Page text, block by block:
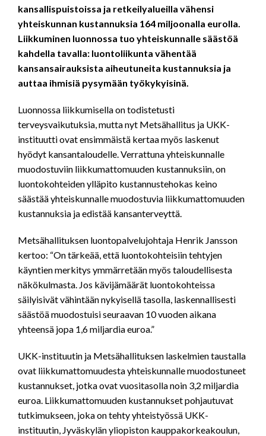
kansallispuistoissa ja retkeilyalueilla vähensi
yhteiskunnan kustannuksia 164 miljoonalla eurolla.
Liikkuminen luonnossa tuo yhteiskunnalle säästöä
kahdella tavalla: luontoliikunta vähentää
kansansairauksista aiheutuneita kustannuksia ja
auttaa ihmisiä pysymään työkykyisinä.
Luonnossa liikkumisella on todistetusti
terveysvaikutuksia, mutta nyt Metsähallitus ja UKK-
instituutti ovat ensimmäistä kertaa myös laskenut
hyödyt kansantaloudelle. Verrattuna yhteiskunnalle
muodostuviin liikkumattomuuden kustannuksiin, on
luontokohteiden ylläpito kustannustehokas keino
säästää yhteiskunnalle muodostuvia liikkumattomuuden
kustannuksia ja edistää kansanterveyttä.
Metsähallituksen luontopalvelujohtaja Henrik Jansson
kertoo: “On tärkeää, että luontokohteisiin tehtyjen
käyntien merkitys ymmärretään myös taloudellisesta
näkökulmasta. Jos kävijämäärät luontokohteissa
säilyisivät vähintään nykyisellä tasolla, laskennallisesti
säästöä muodostuisi seuraavan 10 vuoden aikana
yhteensä jopa 1,6 miljardia euroa.”
UKK-instituutin ja Metsähallituksen laskelmien taustalla
ovat liikkumattomuudesta yhteiskunnalle muodostuneet
kustannukset, jotka ovat vuositasolla noin 3,2 miljardia
euroa. Liikkumattomuuden kustannukset pohjautuvat
tutkimukseen, joka on tehty yhteistyössä UKK-
instituutin, Jyväskylän yliopiston kauppakorkeakoulun,